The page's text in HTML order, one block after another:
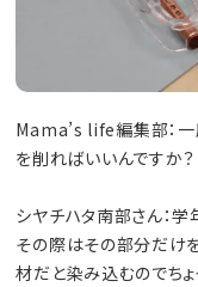
Mama’s life編集部：一
を削ればいいんですか？
シヤチハタ南部さん：
その際はその部分だけ
材だと染み込むのでち